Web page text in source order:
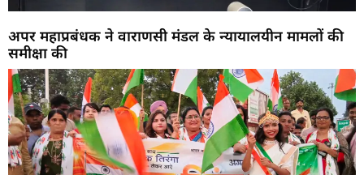
अपर महाप्रबंधक ने वाराणसी मंडल के न्यायालयीन मामलों की
समीक्षा की